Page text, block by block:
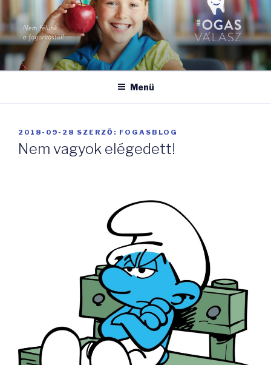
FOGASVÁLASZ
Nem félünk a fogorvostól!
Menü
BEKÜLDVE:
2018-09-28 SZERZŐ: FOGASBLOG
Nem vagyok elégedett!